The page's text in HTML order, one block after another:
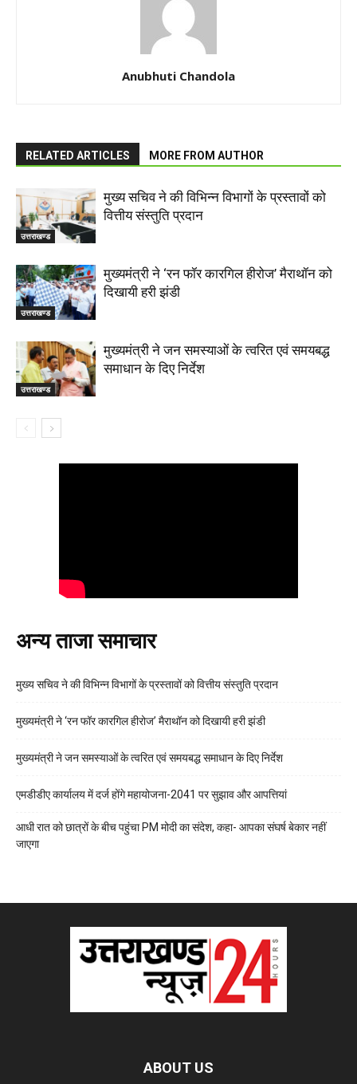
Anubhuti Chandola
RELATED ARTICLES MORE FROM AUTHOR
उत्तराखण्ड
मुख्य सचिव ने की विभिन्न विभागों के प्रस्तावों को
वित्तीय संस्तुति प्रदान
उत्तराखण्ड
मुख्यमंत्री ने ‘रन फॉर कारगिल हीरोज’ मैराथॉन को
दिखायी हरी झंडी
उत्तराखण्ड
मुख्यमंत्री ने जन समस्याओं के त्वरित एवं समयबद्ध
समाधान के दिए निर्देश
अन्य ताजा समाचार
मुख्य सचिव ने की विभिन्न विभागों के प्रस्तावों को वित्तीय संस्तुति प्रदान
मुख्यमंत्री ने ‘रन फॉर कारगिल हीरोज’ मैराथॉन को दिखायी हरी झंडी
मुख्यमंत्री ने जन समस्याओं के त्वरित एवं समयबद्ध समाधान के दिए निर्देश
एमडीडीए कार्यालय में दर्ज होंगे महायोजना-2041 पर सुझाव और आपत्तियां
आधी रात को छात्रों के बीच पहुंचा PM मोदी का संदेश, कहा- आपका संघर्ष बेकार नहीं
जाएगा
ABOUT US